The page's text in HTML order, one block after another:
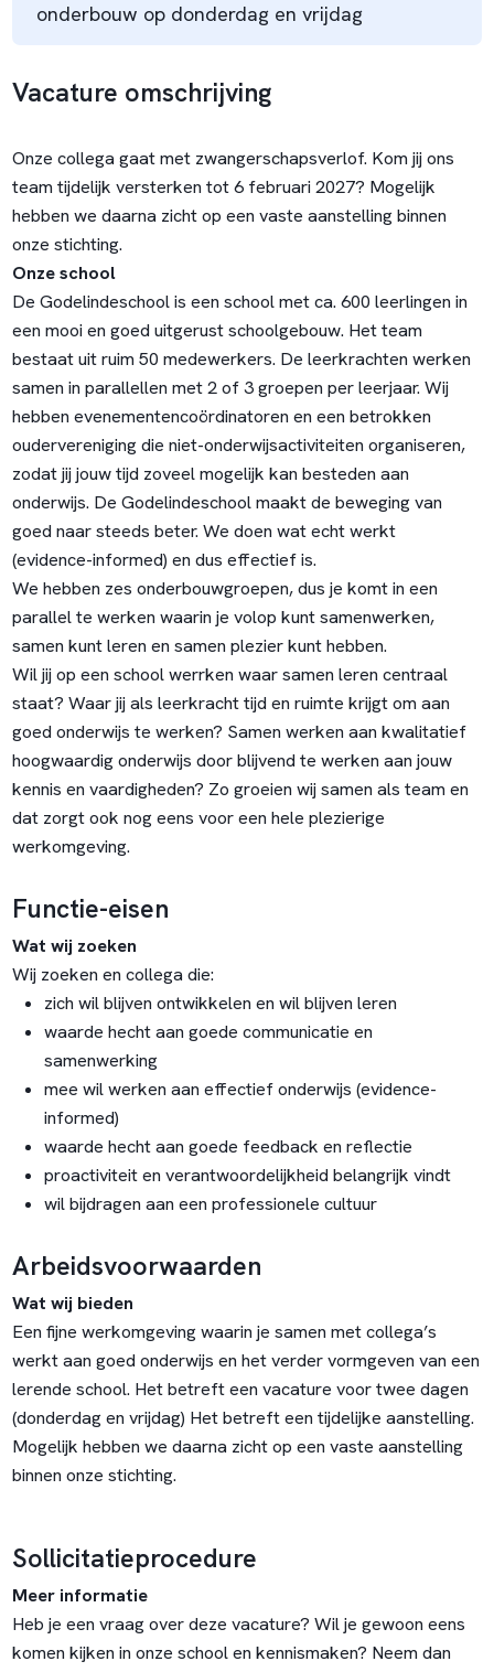
onderbouw op donderdag en vrijdag
Vacature omschrijving
Onze collega gaat met zwangerschapsverlof. Kom jij ons
team tijdelijk versterken tot 6 februari 2027? Mogelijk
hebben we daarna zicht op een vaste aanstelling binnen
onze stichting.
Onze school
De Godelindeschool is een school met ca. 600 leerlingen in
een mooi en goed uitgerust schoolgebouw. Het team
bestaat uit ruim 50 medewerkers. De leerkrachten werken
samen in parallellen met 2 of 3 groepen per leerjaar. Wij
hebben evenementencoördinatoren en een betrokken
oudervereniging die niet-onderwijsactiviteiten organiseren,
zodat jij jouw tijd zoveel mogelijk kan besteden aan
onderwijs. De Godelindeschool maakt de beweging van
goed naar steeds beter. We doen wat echt werkt
(evidence-informed) en dus effectief is.
We hebben zes onderbouwgroepen, dus je komt in een
parallel te werken waarin je volop kunt samenwerken,
samen kunt leren en samen plezier kunt hebben.
Wil jij op een school werrken waar samen leren centraal
staat? Waar jij als leerkracht tijd en ruimte krijgt om aan
goed onderwijs te werken? Samen werken aan kwalitatief
hoogwaardig onderwijs door blijvend te werken aan jouw
kennis en vaardigheden? Zo groeien wij samen als team en
dat zorgt ook nog eens voor een hele plezierige
werkomgeving.
Functie-eisen
Wat wij zoeken
Wij zoeken en collega die:
zich wil blijven ontwikkelen en wil blijven leren
waarde hecht aan goede communicatie en
samenwerking
mee wil werken aan effectief onderwijs (evidence-
informed)
waarde hecht aan goede feedback en reflectie
proactiviteit en verantwoordelijkheid belangrijk vindt
wil bijdragen aan een professionele cultuur
Arbeidsvoorwaarden
Wat wij bieden
Een fijne werkomgeving waarin je samen met collega’s
werkt aan goed onderwijs en het verder vormgeven van een
lerende school. Het betreft een vacature voor twee dagen
(donderdag en vrijdag) Het betreft een tijdelijke aanstelling.
Mogelijk hebben we daarna zicht op een vaste aanstelling
binnen onze stichting.
Sollicitatieprocedure
Meer informatie
Heb je een vraag over deze vacature? Wil je gewoon eens
komen kijken in onze school en kennismaken? Neem dan